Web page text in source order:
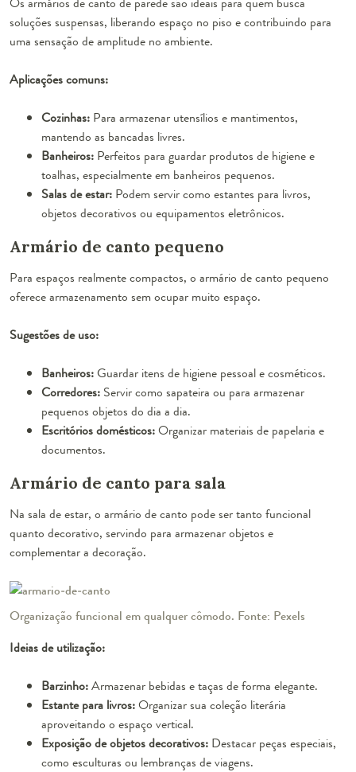
soluções suspensas, liberando espaço no piso e contribuindo para
uma sensação de amplitude no ambiente.
Aplicações comuns:
Cozinhas: Para armazenar utensílios e mantimentos,
mantendo as bancadas livres.
Banheiros: Perfeitos para guardar produtos de higiene e
toalhas, especialmente em banheiros pequenos.
Salas de estar: Podem servir como estantes para livros,
objetos decorativos ou equipamentos eletrônicos.
Armário de canto pequeno
Para espaços realmente compactos, o armário de canto pequeno
oferece armazenamento sem ocupar muito espaço.
Sugestões de uso:
Banheiros:Guardar itens de higiene pessoal e cosméticos.
Corredores: Servir como sapateira ou para armazenar
pequenos objetos do dia a dia.
Escritórios domésticos:Organizar materiais de papelaria e
documentos.
Armário de canto para sala
Na sala de estar, o armário de canto pode ser tanto funcional
quanto decorativo, servindo para armazenar objetos e
complementar a decoração.
Organização funcional em qualquer cômodo. Fonte: Pexels
Ideias de utilização:
Barzinho:Armazenar bebidas e taças de forma elegante.
Estante para livros:Organizar sua coleção literária
aproveitando o espaço vertical.
Exposição de objetos decorativos: Destacar peças especiais,
como esculturas ou lembranças de viagens.